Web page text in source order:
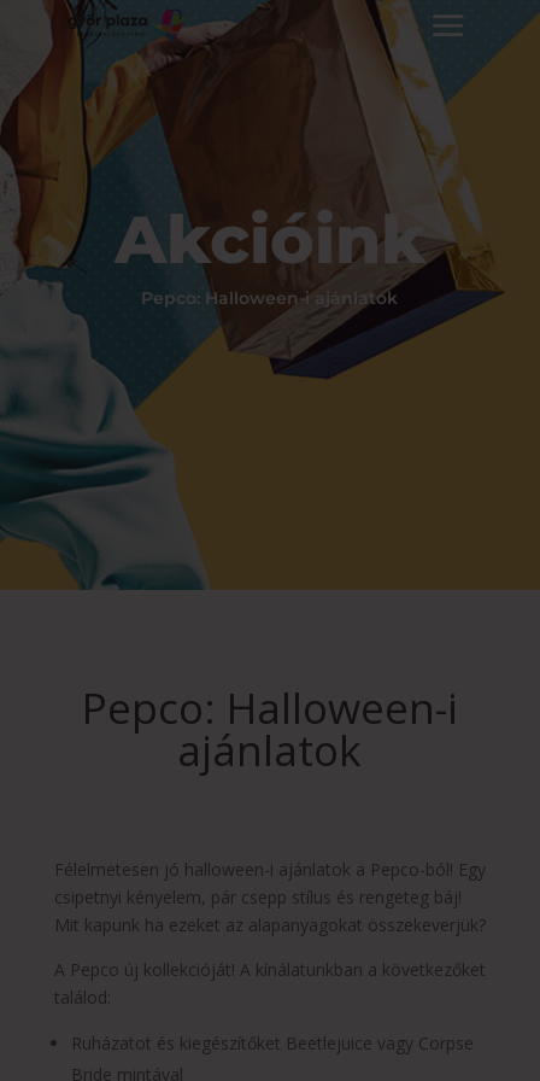
Akcióink
Pepco: Halloween-i ajánlatok
Pepco: Halloween-i
ajánlatok
Félelmetesen jó halloween-i ajánlatok a Pepco-ból! Egy
csipetnyi kényelem, pár csepp stílus és rengeteg báj!
Mit kapunk ha ezeket az alapanyagokat összekeverjük?
A Pepco új kollekcióját! A kínálatunkban a következőket
találod:
Ruházatot és kiegészítőket Beetlejuice vagy Corpse
Bride mintával